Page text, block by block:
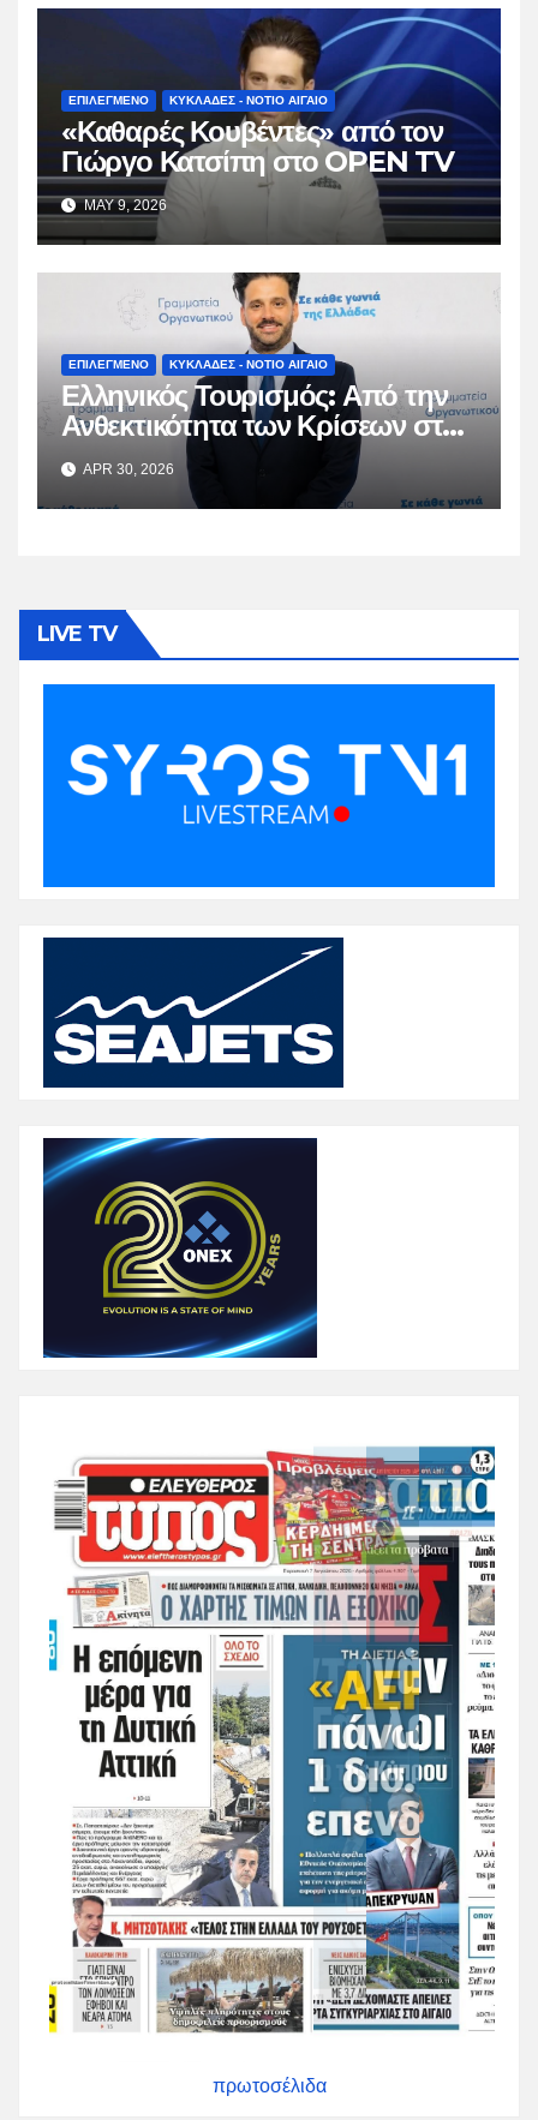
ΕΠΙΛΕΓΜΕΝΟ ΚΥΚΛΑΔΕΣ - ΝΟΤΙΟ ΑΙΓΑΙΟ
«Καθαρές Κουβέντες» από τον
Γιώργο Κατσίπη στο OPEN TV
MAY 9, 2026
ΕΠΙΛΕΓΜΕΝΟ ΚΥΚΛΑΔΕΣ - ΝΟΤΙΟ ΑΙΓΑΙΟ
Ελληνικός Τουρισμός: Από την
Ανθεκτικότητα των Κρίσεων στη
Βιώσιμη Ωρίμαση
APR 30, 2026
LIVE TV
πρωτοσέλιδα